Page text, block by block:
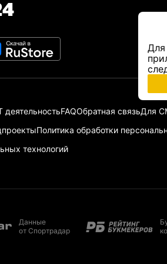
Для
деятельностьFAQОбратная связьДля
Политика обработки
технологий
Данные
от Спортрадар